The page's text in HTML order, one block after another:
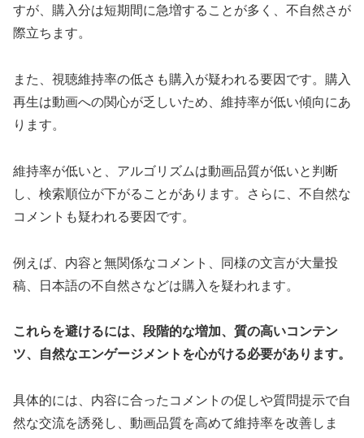
すが、購入分は短期間に急増することが多く、不自然さが
際立ちます。
また、視聴維持率の低さも購入が疑われる要因です。購入
再生は動画への関心が乏しいため、維持率が低い傾向にあ
ります。
維持率が低いと、アルゴリズムは動画品質が低いと判断
し、検索順位が下がることがあります。さらに、不自然な
コメントも疑われる要因です。
例えば、内容と無関係なコメント、同様の文言が大量投
稿、日本語の不自然さなどは購入を疑われます。
これらを避けるには、段階的な増加、質の高いコンテン
ツ、自然なエンゲージメントを心がける必要があります。
具体的には、内容に合ったコメントの促しや質問提示で自
然な交流を誘発し、動画品質を高めて維持率を改善しま